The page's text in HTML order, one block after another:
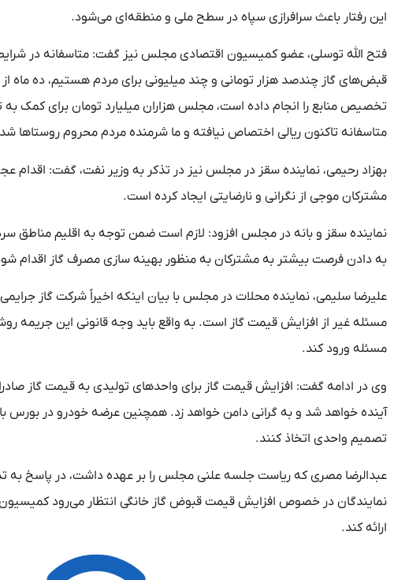
این رفتار باعث سرافرازی سپاه در سطح ملی و منطقه‌ای می‌شود.
فتح الله توسلی، عضو کمیسیون اقتصادی مجلس نیز گفت: متاسفانه در
متاسفانه تاکنون ریالی اختصاص نیافته و ما شرمنده مردم محروم روستاها
بهزاد رحیمی، نماینده سقز در مجلس نیز در تذکر به وزیر نفت، گفت: اقدام
مشترکان موجی از نگرانی و نارضایتی ایجاد کرده است.
نماینده سقز و بانه در مجلس افزود: لازم است ضمن توجه به اقلیم
به دادن فرصت بیشتر به مشترکان به منظور بهینه سازی مصرف گاز اقدام
علیرضا سلیمی، نماینده محلات در مجلس با بیان اینکه اخیراً شرکت گاز
مسئله غیر از افزایش قیمت گاز است. به واقع باید وجه قانونی این جریمه
مسئله ورود کند.
وی در ادامه گفت: افزایش قیمت گاز برای واحدهای تولیدی به قیمت گاز
آینده خواهد شد و به گرانی دامن خواهد زد. همچنین عرضه خودرو در بورس
تصمیم واحدی اتخاذ کنند.
عبدالرضا مصری که ریاست جلسه علنی مجلس را بر عهده داشت، در پاسخ به
نمایندگان در خصوص افزایش قیمت قبوض گاز خانگی انتظار می‌رود
ارائه کند.